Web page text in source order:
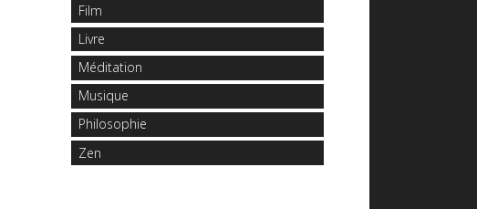
Film
Livre
Méditation
Musique
Philosophie
Zen